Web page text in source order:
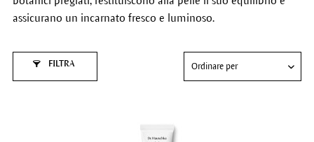
assicurano un incarnato fresco e luminoso.
FILTRA